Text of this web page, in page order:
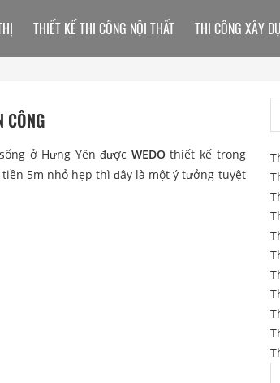
CÔNG
ở Hưng Yên được WEDOthiết kế trong
5m nhỏ hẹp thì đây là một ý tưởng tuyệt
THIẾT KẾ THI CÔNG NỘI THẤT THI CÔNG XÂY